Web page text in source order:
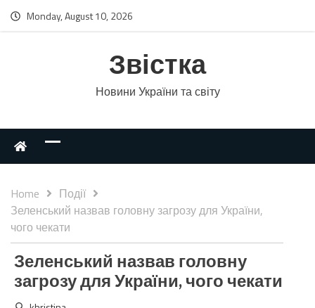
Monday, August 10, 2026
Звістка
Новини України та світу
Home
Події
Зеленський назвав головну загрозу для України,
чого чекати
Зеленський назвав головну
загрозу для України, чого чекати